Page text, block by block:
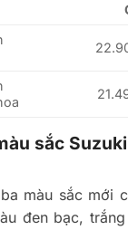
sắc Suzuki
màu sắc mới
đen bạc,